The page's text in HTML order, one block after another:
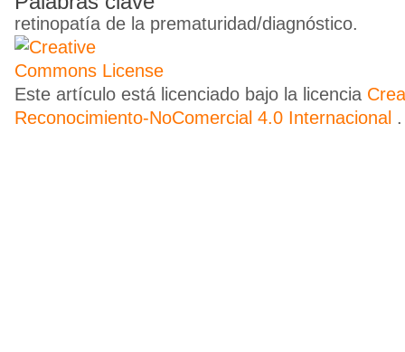
retinopatía de la prematuridad/diagnóstico.
Este artículo está licenciado bajo la licencia
Reconocimiento-NoComercial 4.0 Internacional .